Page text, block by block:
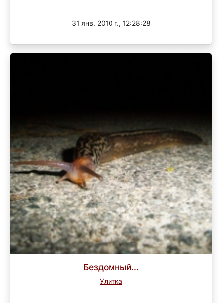
31 янв. 2010 г., 12:28:28
Бездомный...
Улитка